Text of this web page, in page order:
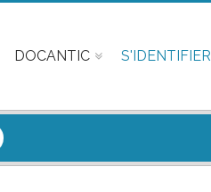
DOCANTIC S'IDENTIFIER